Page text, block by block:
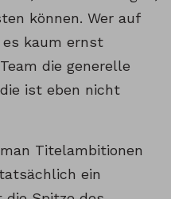
können. Wer auf
kaum ernst
die generelle
ist eben nicht
Titelambitionen
ein